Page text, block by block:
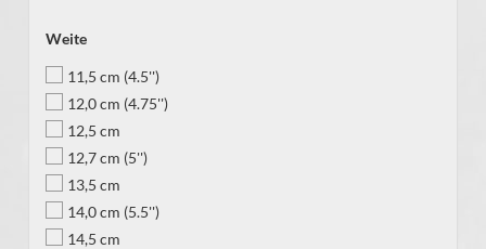
Weite
11,5 cm (4.5'')
12,0 cm (4.75'')
12,5 cm
12,7 cm (5'')
13,5 cm
14,0 cm (5.5'')
14,5 cm